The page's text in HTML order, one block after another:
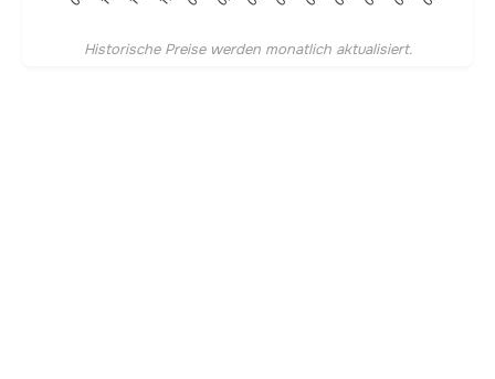
Historische Preise werden monatlich aktualisiert.